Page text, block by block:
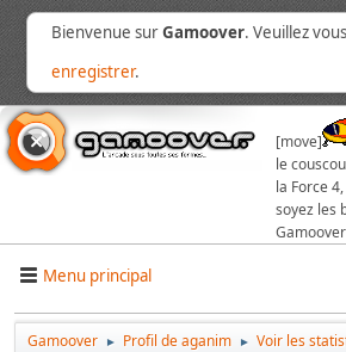
Bienvenue surGamoover. Veuillez
enregistrer.
[move]
le
la Force
soyez les
Menu principal
Gamoover ► Profil de aganim ► Voir les